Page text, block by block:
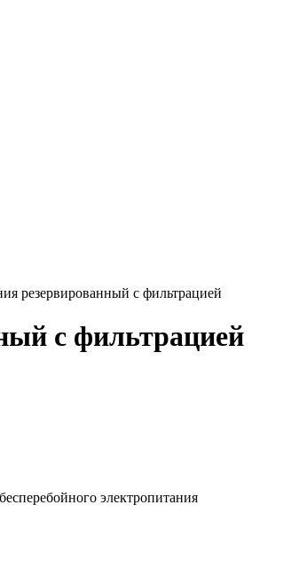
резервированный с фильтрацией
с фильтрацией
электропитания